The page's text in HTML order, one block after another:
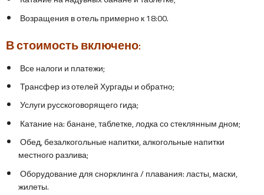
Возращения в отель примерно к 18:00.
В стоимость включено:
Все налоги и платежи;
Трансфер из отелей Хургады и обратно;
Услуги русскоговорящего гида;
Катание на: банане, таблетке, лодка со стеклянным дном;
Обед, безалкогольные напитки, алкогольные напитки
местного разлива;
Оборудование для снорклинга / плавания: ласты, маски,
жилеты.